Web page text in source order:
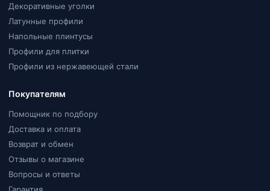
Декоративные уголки
Латунные профили
Напольные плинтусы
Профили для плитки
Профили из нержавеющей стали
Покупателям
Помощник по подбору
Доставка и оплата
Возврат и обмен
Отзывы о магазине
Вопросы и ответы